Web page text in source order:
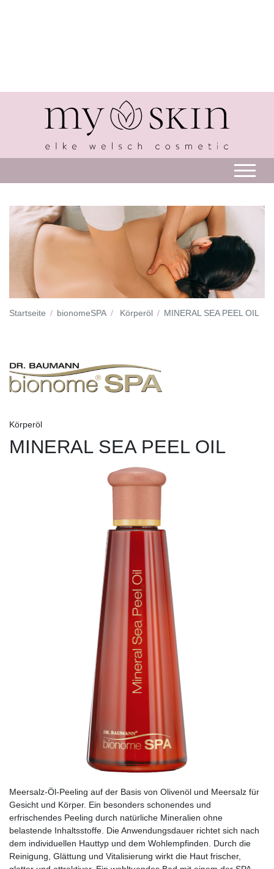
Startseite bionomeSPA Körperöl MINERAL SEA PEEL OIL
Körperöl
MINERAL SEA PEEL OIL
Meersalz-Öl-Peeling auf der Basis von Olivenöl und Meersalz für
Gesicht und Körper. Ein besonders schonendes und
erfrischendes Peeling durch natürliche Mineralien ohne
belastende Inhaltsstoffe. Die Anwendungsdauer richtet sich nach
dem individuellen Hauttyp und dem Wohlempfinden. Durch die
Reinigung, Glättung und Vitalisierung wirkt die Haut frischer,